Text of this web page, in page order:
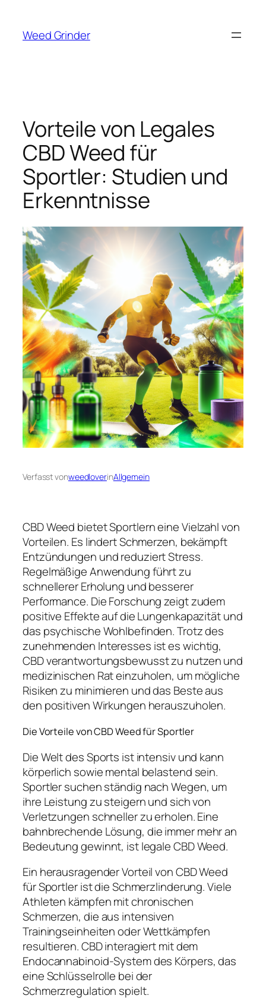
springen
Weed Grinder
Vorteile von Legales
CBD Weed für
Sportler: Studien und
Erkenntnisse
Verfasst vonweedloverinAllgemein
CBD Weed bietet Sportlern eine Vielzahl von
Vorteilen. Es lindert Schmerzen, bekämpft
Entzündungen und reduziert Stress.
Regelmäßige Anwendung führt zu
schnellerer Erholung und besserer
Performance. Die Forschung zeigt zudem
positive Effekte auf die Lungenkapazität und
das psychische Wohlbefinden. Trotz des
zunehmenden Interesses ist es wichtig,
CBD verantwortungsbewusst zu nutzen und
medizinischen Rat einzuholen, um mögliche
Risiken zu minimieren und das Beste aus
den positiven Wirkungen herauszuholen.
Die Vorteile von CBD Weed für Sportler
Die Welt des Sports ist intensiv und kann
körperlich sowie mental belastend sein.
Sportler suchen ständig nach Wegen, um
ihre Leistung zu steigern und sich von
Verletzungen schneller zu erholen. Eine
bahnbrechende Lösung, die immer mehr an
Bedeutung gewinnt, ist legale CBD Weed.
Ein herausragender Vorteil von CBD Weed
für Sportler ist die Schmerzlinderung. Viele
Athleten kämpfen mit chronischen
Schmerzen, die aus intensiven
Trainingseinheiten oder Wettkämpfen
resultieren. CBD interagiert mit dem
Endocannabinoid-System des Körpers, das
eine Schlüsselrolle bei der
Schmerzregulation spielt.